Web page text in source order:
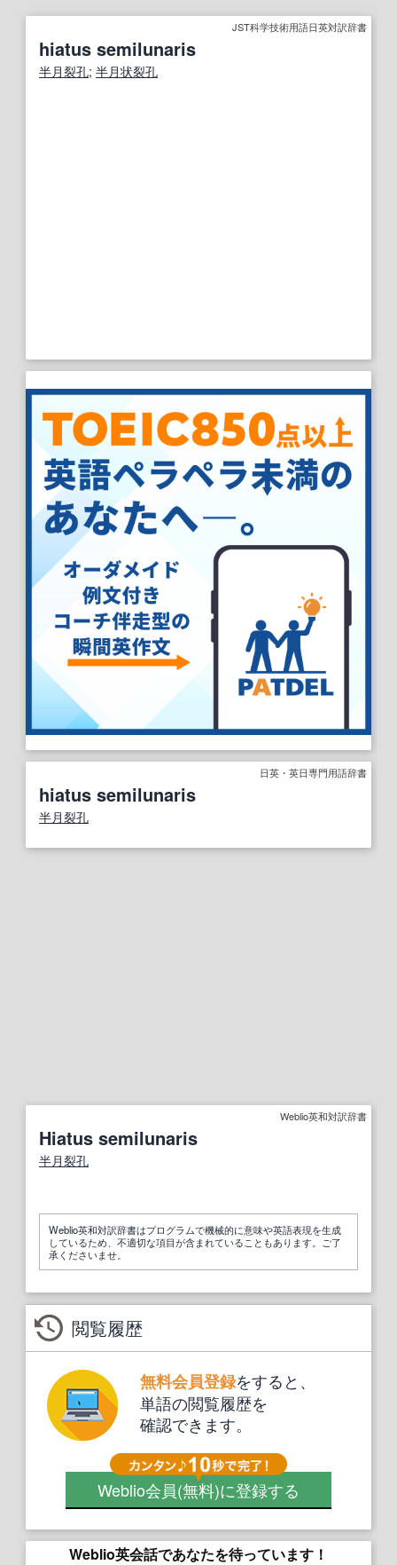
JST科学技術用語日英対訳辞書
hiatus semilunaris
半月裂孔; 半月状裂孔
日英・英日専門用語辞書
hiatus semilunaris
半月裂孔
Weblio英和対訳辞書
Hiatus semilunaris
半月裂孔
Weblio英和対訳辞書はプログラムで機械的に意味や英語表現を生成
しているため、不適切な項目が含まれていることもあります。ご了
承くださいませ。
閲覧履歴
無料会員登録をすると、
単語の閲覧履歴を
確認できます。
Weblio会員(無料)に登録する
Weblio英会話であなたを待っています！